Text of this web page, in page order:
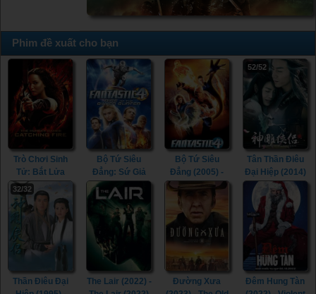
Phim đề xuất cho bạn
Trò Chơi Sinh
Tử: Bắt Lửa
(2013) - The
Hunger Games:
Catching Fire
(2013)
Bộ Tứ Siêu
Đẳng: Sứ Giả
Bạc (2007) -
Fantastic Four:
Rise of the
Silver Surfer
(2007)
Bộ Tứ Siêu
Đẳng (2005) -
Fantastic Four
(2005)
52/52
Tân Thần Điêu
Đại Hiệp (2014)
- The Romance
of the Condor
Heroes (2014)
32/32
Thần Điêu Đại
The Lair (2022) -
Đường Xưa
Đêm Hung Tàn